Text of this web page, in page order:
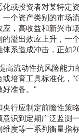
或投资者对某特定
个资产类别的市场
，高收益和新兴市
溢出效应上升，一
系造成冲击，正如
高流动性抗风险能
培育工具标准化，
准备。”
行应制定前瞻性策
识到定期广泛监测
度等一系列衡量指